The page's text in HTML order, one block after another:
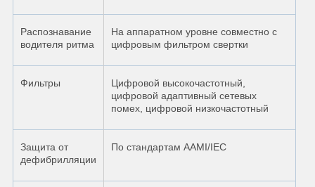
Распознавание
водителя ритма
На аппаратном уровне совместно с
цифровым фильтром свертки
Фильтры
Цифровой высокочастотный,
цифровой адаптивный сетевых
помех, цифровой низкочастотный
Защита от
дефибрилляции
По стандартам AAMI/IEC